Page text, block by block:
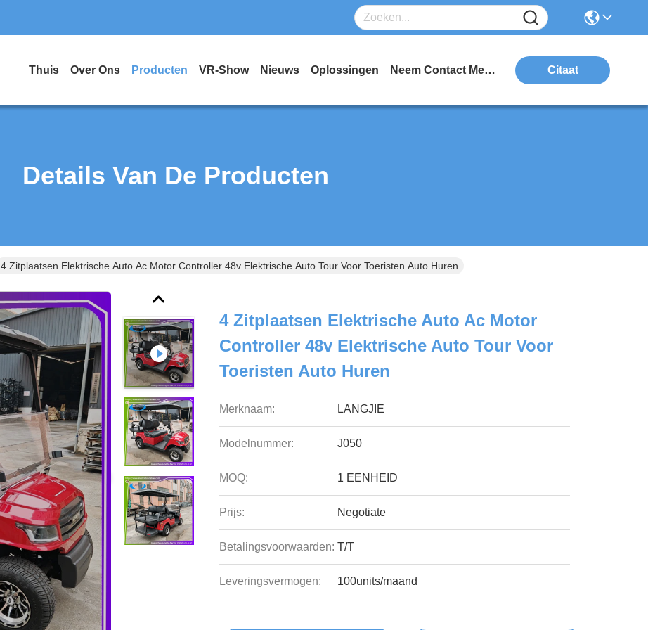
Thuis Over Ons Producten VR-Show Nieuws Oplossingen Neem Contact Met Ons Op Citaat
Details Van De Producten
4 Zitplaatsen Elektrische Auto Ac Motor Controller 48v Elektrische Auto Tour Voor Toeristen Auto Huren
4 Zitplaatsen Elektrische Auto Ac Motor
Controller 48v Elektrische Auto Tour Voor
Toeristen Auto Huren
Merknaam: LANGJIE
Modelnummer: J050
MOQ: 1 EENHEID
Prijs: Negotiate
Betalingsvoorwaarden: T/T
Leveringsvermogen: 100units/maand